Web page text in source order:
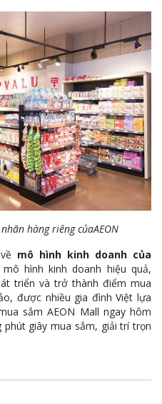
hàng riêng củaAEON
mô hình kinh doanh của
hình kinh doanh hiệu quả,
triển và trở thành điểm mua
được nhiều gia đình Việt lựa
sắm AEON Mall ngay hôm
giây mua sắm, giải trí trọn